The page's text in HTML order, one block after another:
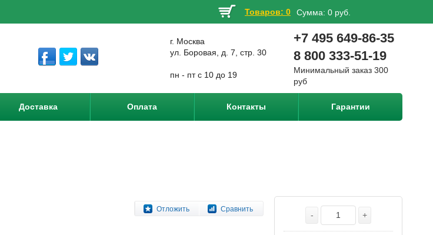
Товаров: 0 Сумма: 0 руб.
г. Москва
ул. Боровая, д. 7, стр. 30
пн - пт с 10 до 19
+7 495 649-86-35
8 800 333-51-19
Минимальный заказ 300
руб
Доставка Оплата Контакты Гарантии
Отложить Сравнить
- +